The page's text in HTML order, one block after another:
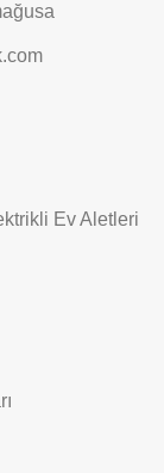
Ev Aletleri